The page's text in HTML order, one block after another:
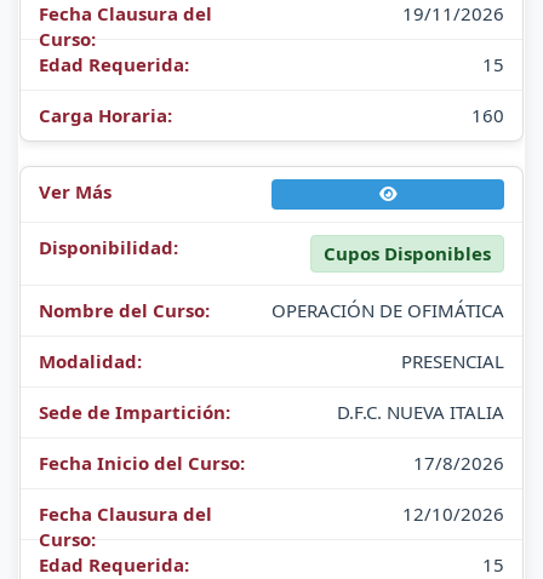
19/11/2026
15
160
Cupos Disponibles
OPERACIÓN DE OFIMÁTICA
PRESENCIAL
D.F.C. NUEVA ITALIA
17/8/2026
12/10/2026
15